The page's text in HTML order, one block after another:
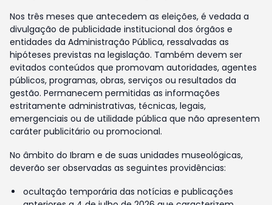
Nos três meses que antecedem as eleições, é vedada a
divulgação de publicidade institucional dos órgãos e
entidades da Administração Pública, ressalvadas as
hipóteses previstas na legislação. Também devem ser
evitados conteúdos que promovam autoridades, agentes
públicos, programas, obras, serviços ou resultados da
gestão. Permanecem permitidas as informações
estritamente administrativas, técnicas, legais,
emergenciais ou de utilidade pública que não apresentem
caráter publicitário ou promocional.
No âmbito do Ibram e de suas unidades museológicas,
deverão ser observadas as seguintes providências:
ocultação temporária das notícias e publicações